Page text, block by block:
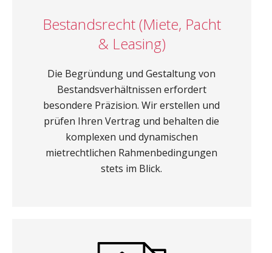
Bestandsrecht (Miete, Pacht
& Leasing)
Die Begründung und Gestaltung von
Bestandsverhältnissen erfordert
besondere Präzision. Wir erstellen und
prüfen Ihren Vertrag und behalten die
komplexen und dynamischen
mietrechtlichen Rahmenbedingungen
stets im Blick.